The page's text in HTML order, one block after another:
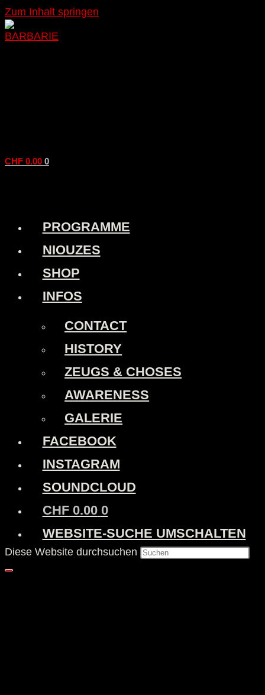
Zum Inhalt springen
CHF 0.00 0
PROGRAMME
NIOUZES
SHOP
INFOS
CONTACT
HISTORY
ZEUGS & CHOSES
AWARENESS
GALERIE
FACEBOOK
INSTAGRAM
SOUNDCLOUD
CHF0.00 0
WEBSITE-SUCHE UMSCHALTEN
Diese Website durchsuchen